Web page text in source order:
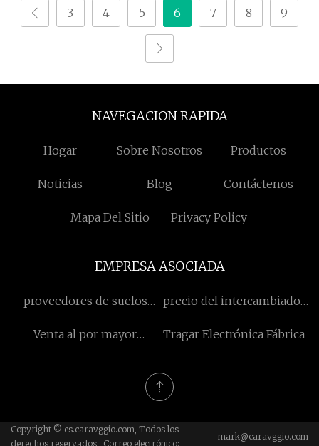
3 4 5 6 7 8 9
NAVEGACION RAPIDA
Hogar Sobre Nosotros Productos
Noticias Blog Contáctenos
Mapa Del Sitio Privacy Policy
EMPRESA ASOCIADA
proveedores de suelos
precio del intercambiador
Venta al por mayor
Tragar Electrónica Fábrica
Copyright © es.caravggio.com, Todos los
derechos reservados. Correo electrónico:
mark@caravggio.com